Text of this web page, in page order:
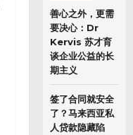
善心之外，更需
要决心：Dr
Kervis 苏才育
谈企业公益的长
期主义
签了合同就安全
了？马来西亚私
人贷款隐藏陷